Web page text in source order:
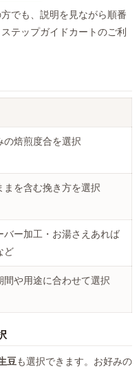
でも、説明を見ながら順番
テップガイドカートのご利
の焙煎度合を選択
まを含む挽き方を選択
バー加工・お湯さえあれば
ど
間や用途に合わせて選択
豆も選択できます。お好みの